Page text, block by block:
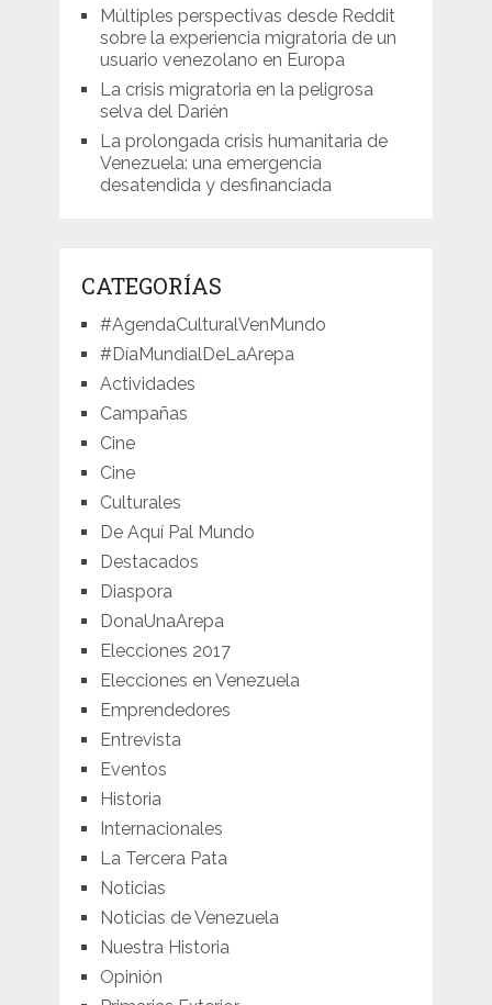
Múltiples perspectivas desde Reddit
sobre la experiencia migratoria de un
usuario venezolano en Europa
La crisis migratoria en la peligrosa
selva del Darién
La prolongada crisis humanitaria de
Venezuela: una emergencia
desatendida y desfinanciada
CATEGORÍAS
#AgendaCulturalVenMundo
#DíaMundialDeLaArepa
Actividades
Campañas
Cine
Cine
Culturales
De Aquí Pal Mundo
Destacados
Diaspora
DonaUnaArepa
Elecciones 2017
Elecciones en Venezuela
Emprendedores
Entrevista
Eventos
Historia
Internacionales
La Tercera Pata
Noticias
Noticias de Venezuela
Nuestra Historia
Opinión